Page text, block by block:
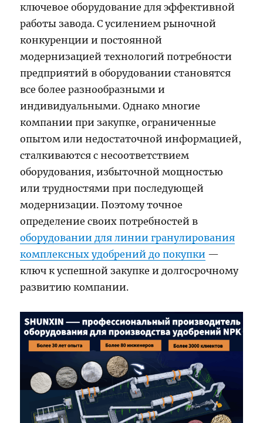
ключевое оборудование для эффективной
работы завода. С усилением рыночной
конкуренции и постоянной
модернизацией технологий потребности
предприятий в оборудовании становятся
все более разнообразными и
индивидуальными. Однако многие
компании при закупке, ограниченные
опытом или недостаточной информацией,
сталкиваются с несоответствием
оборудования, избыточной мощностью
или трудностями при последующей
модернизации. Поэтому точное
определение своих потребностей в
оборудовании для линии гранулирования
комплексных удобрений до покупки —
ключ к успешной закупке и долгосрочному
развитию компании.